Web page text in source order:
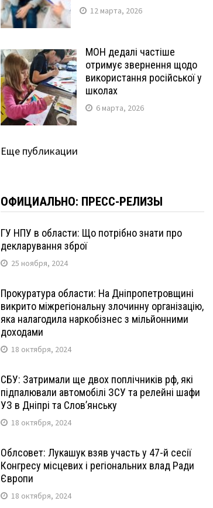
12 марта, 2026
МОН дедалі частіше
отримує звернення щодо
використання російської у
школах
6 марта, 2026
Еще публикации
ОФИЦИАЛЬНО: ПРЕСС-РЕЛИЗЫ
ГУ НПУ в области: Що потрібно знати про
декларування зброї
25 ноября, 2024
Прокуратура области: На Дніпропетровщині
викрито міжрегіональну злочинну організацію,
яка налагодила наркобізнес з мільйонними
доходами
18 октября, 2024
СБУ: Затримали ще двох поплічників рф, які
підпалювали автомобілі ЗСУ та релейні шафи
УЗ в Дніпрі та Слов’янську
18 октября, 2024
Облсовет: Лукашук взяв участь у 47-й сесії
Конгресу місцевих і регіональних влад Ради
Європи
18 октября, 2024